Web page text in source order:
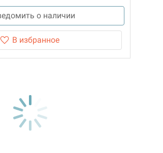
о наличии
В избранное